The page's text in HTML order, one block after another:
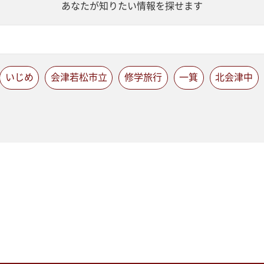
あなたが知りたい情報を探せます
いじめ 会津若松市立 修学旅行 一箕 北会津中